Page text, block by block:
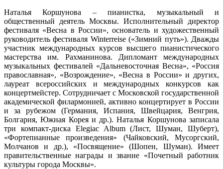
Наталья Коршунова – пианистка, музыкальный и
общественный деятель Москвы. Исполнительный директор
фестиваля «Весна в России», основатель и художественный
руководитель фестиваля Winterreise («Зимний путь»). Дважды
участник международных курсов высшего пианистического
мастерства им. Рахманинова. Дипломант международных
музыкальных фестивалей «Дальневосточная Весна», «Россия
православная», «Возрождение», «Весна в России» и других,
лауреат всероссийских и международных конкурсов как
концертмейстер. Сотрудничает с Московской государственной
академической филармонией, активно концертирует в России
и за рубежом (Германия, Испания, Швейцария, Венгрия,
Болгария, Южная Корея и др.). Наталья Коршунова записала
три компакт-диска Elegiac Album (Лист, Шуман, Шуберт),
«Фортепианные произведения» (Чайковский, Мусоргский,
Молчанов и др.), «Посвящение» (Шопен, Шуман). Имеет
правительственные награды и звание «Почетный работник
культуры города Москвы».